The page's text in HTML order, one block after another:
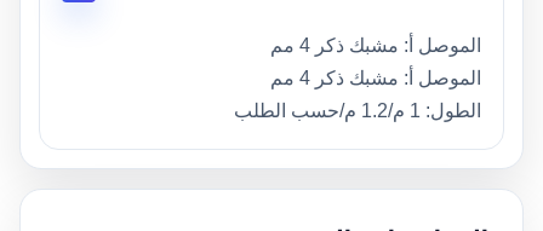
الموصل أ: مشبك ذكر 4 مم
الموصل أ: مشبك ذكر 4 مم
الطول: 1 م/1.2 م/حسب الطلب